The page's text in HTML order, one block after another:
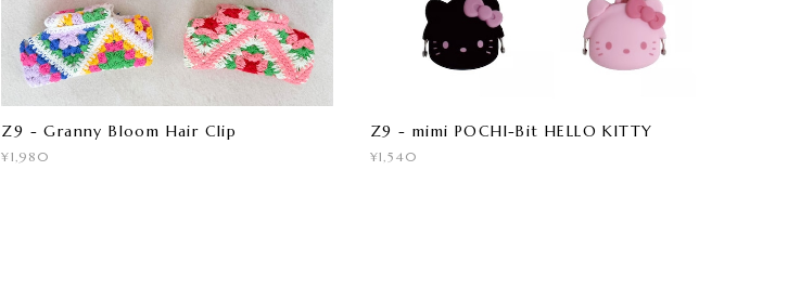
Z9 - Granny Bloom Hair Clip
¥1,980
Z9 - mimi POCHI-Bit HELLO KITTY
¥1,540